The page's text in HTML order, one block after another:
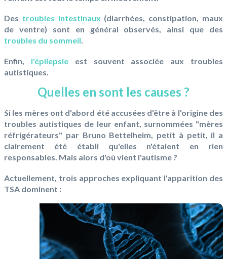
Des troubles intestinaux (diarrhées, constipation, maux
de ventre) sont en général observés, ainsi que des
troubles du sommeil.
Enfin, l'épilepsieest souvent associée aux troubles
autistiques.
Quelles en sont les causes ?
Si les mères ont d'abord été accusées d'être à l'origine des
troubles autistiques de leur enfant, surnommées "mères
réfrigérateurs" par Bruno Bettelheim, petit à petit, il a
clairement été établi qu'elles n'étaient en rien
responsables. Mais alors d'où vient l'autisme ?
Actuellement, trois approches expliquant l'apparition des
TSA dominent :